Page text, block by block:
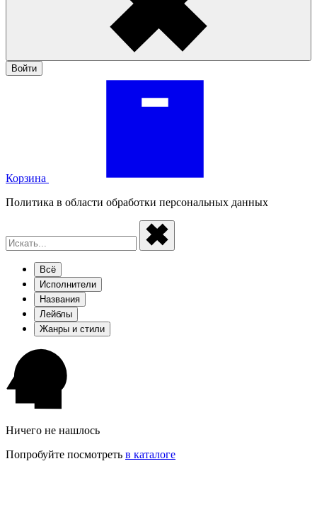
Войти
Корзина
Политика в области обработки персональных данных
Всё
Исполнители
Названия
Лейблы
Жанры и стили
Ничего не нашлось
Попробуйте посмотреть в каталоге